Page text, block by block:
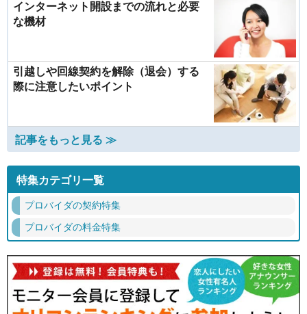
インターネット開設までの流れと必要
な機材
引越しや回線契約を解除（退会）する
際に注意したいポイント
記事をもっと見る ≫
特集カテゴリ一覧
プロバイダの契約特集
プロバイダの料金特集